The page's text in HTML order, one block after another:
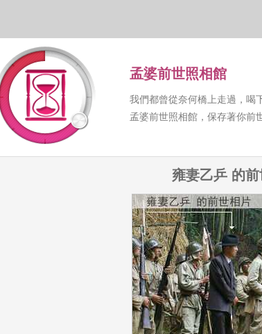
孟婆前世照相館
我們都曾從奈何橋上走過，喝
孟婆前世照相館，保存著你前
雍妻乙乒 的